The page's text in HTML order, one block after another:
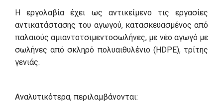
Η εργολαβία έχει ως αντικείμενο τις εργασίες
αντικατάστασης του αγωγού, κατασκευασμένος από
παλαιούς αμιαντοτσιμεντοσωλήνες, με νέο αγωγό με
σωλήνες από σκληρό πολυαιθυλένιο (HDPE), τρίτης
γενιάς.
Αναλυτικότερα, περιλαμβάνονται: